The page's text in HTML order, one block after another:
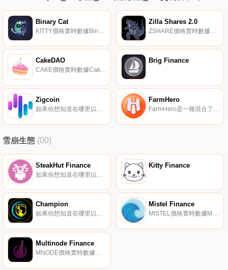
Binary Cat Zilla Shares 2.0
CakeDAO
CAKE價格實時數據CakeDao是雪崩網絡上基于CAKE代幣的去中心化儲備貨幣協議。每個CAKE代幣都由CakeDao金庫中的一籃子資產（如MIM、LP代幣等）支持,賦予其無法低于的內在價值。CakeDao還通過下注和鑄造將經濟和博弈論動力學引入市場.
Brig Finance
Zigcoin
如果你想知道在哪里以當前價格購買Zigcoin,目前交易{Zigcoin]股票的頂級加密貨幣交易所是Bitget、Gate.io、HuoZIG、MEXC和AscendEX（BitMax）。您可以在我們的加密貨幣交易所頁面上找到其他列表.
FarmHero
FarmHero是一種混合了NFT、游戲和DEFI概念的新型協議。社區可以通過各種方式進行貢獻和賺取,包括但不限于收益農業、NFT農業和/或使用我們的CUTE IP擁有的NFT進行NFT交易、bug賞金、加入孵化器、玩家庭游戲,或者簡單地復制粘貼推薦鏈接并發送給朋友.
雪崩生態 (00)
SteakHut Finance Kitty Finance
Champion
如果你想知道在哪里以當前價格購買Champion,目前交易{Champion]股票的頂級加密貨幣交易所是THENA。您可以在我們的加密貨幣交易所頁面上找到其他列表.
Mistel Finance
MISTEL價格實時數據Mistel是一種代幣,代表Mistel Finance產生的利潤份額。Mistel Finance開發并實施跨鏈產量農業和賭注策略,以最大限度地提高您的投資.
Multinode Finance
MNODE價格實時數據多節點金融是一種節點協議,每個節點每天支付回報,回報隨著MNode代幣價格的波動而變化。我們的MNode代幣目標價格為每個代幣2USDC,每日獎勵從1%到2%不等。如果價格上漲,收益率就會上升.